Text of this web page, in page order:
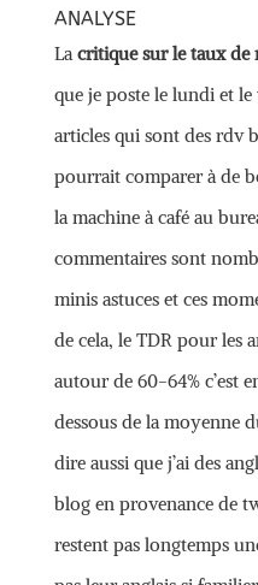
ANALYSE
Lacritique sur le taux de
que je poste le lundi et
articles qui sont des rdv
pourrait comparer à de
la machine à café au
commentaires sont
minis astuces et ces
de cela, le TDR pour les
autour de 60-64% c’est
dessous de la moyenne
dire aussi que j’ai des
blog en provenance de
restent pas longtemps